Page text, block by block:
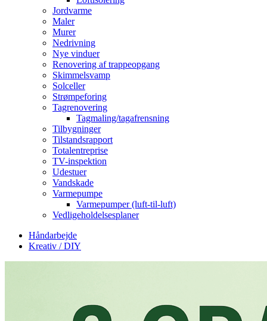
Jordvarme
Maler
Murer
Nedrivning
Nye vinduer
Renovering af trappeopgang
Skimmelsvamp
Solceller
Strømpeforing
Tagrenovering
Tagmaling/tagafrensning
Tilbygninger
Tilstandsrapport
Totalentreprise
TV-inspektion
Udestuer
Vandskade
Varmepumpe
Varmepumper (luft-til-luft)
Vedligeholdelsesplaner
Håndarbejde
Kreativ / DIY